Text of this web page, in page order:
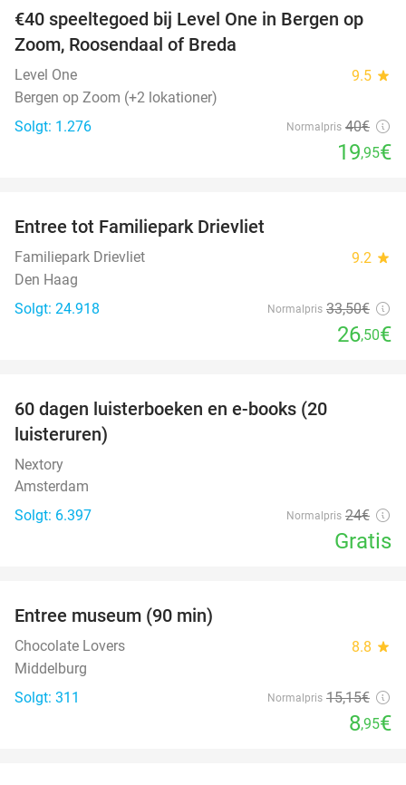
50%
€40 speeltegoed bij Level One in Bergen op
Zoom, Roosendaal of Breda
Level One 9.5 star
Bergen op Zoom (+2 lokationer)
Solgt: 1.276
Normalpris 40€
19,95€
Entree tot Familiepark Drievliet
Familiepark Drievliet 9.2 star
Den Haag
Solgt: 24.918
Normalpris 33,50€
26,50€
60 dagen luisterboeken en e-books (20
luisteruren)
Nextory
Amsterdam
Solgt: 6.397
Normalpris 24€
Gratis
Entree museum (90 min)
Chocolate Lovers 8.8 star
Middelburg
Solgt: 311
Normalpris 15,15€
8,95€